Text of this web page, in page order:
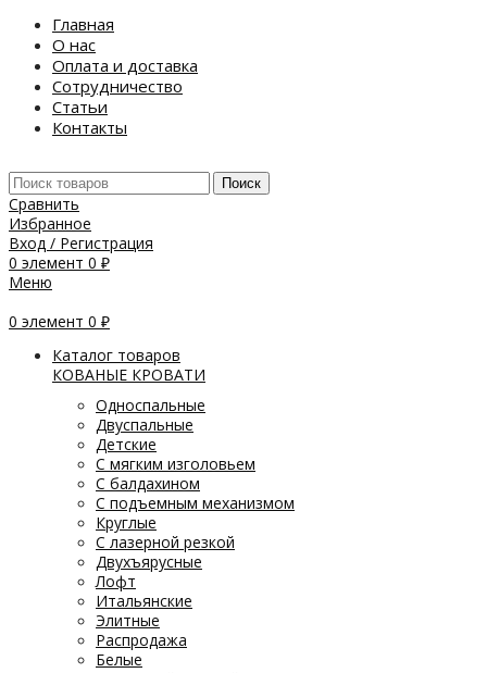
Главная
О нас
Оплата и доставка
Сотрудничество
Статьи
Контакты
Поиск
Сравнить
Избранное
Вход / Регистрация
0 элемент 0 ₽
Меню
0 элемент 0 ₽
Каталог товаров
КОВАНЫЕ КРОВАТИ
Односпальные
Двуспальные
Детские
С мягким изголовьем
С балдахином
С подъемным механизмом
Круглые
С лазерной резкой
Двухъярусные
Лофт
Итальянские
Элитные
Распродажа
Белые